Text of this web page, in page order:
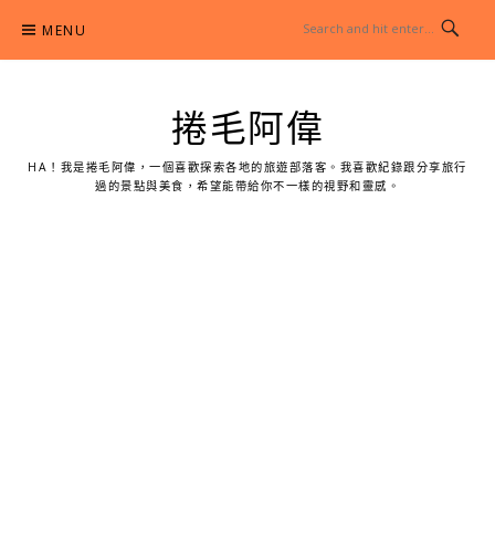
content
MENU
捲毛阿偉
HA！我是捲毛阿偉，一個喜歡探索各地的旅遊部落客。我喜歡紀錄跟分享旅行
過的景點與美食，希望能帶給你不一樣的視野和靈感。